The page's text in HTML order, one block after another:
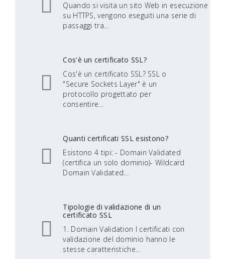
Quando si visita un sito Web in esecuzione
su HTTPS, vengono eseguiti una serie di
passaggi tra...
Cos'è un certificato SSL?
Cos'è un certificato SSL? SSL o
"Secure Sockets Layer" è un
protocollo progettato per
consentire...
Quanti certificati SSL esistono?
Esistono 4 tipi: - Domain Validated
(certifica un solo dominio)- Wildcard
Domain Validated...
Tipologie di validazione di un
certificato SSL
1. Domain Validation I certificati con
validazione del dominio hanno le
stesse caratteristiche...